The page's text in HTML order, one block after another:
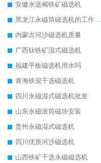
安徽水选褐铁矿磁选机
黑龙江永磁筒磁选机的工作原理
内蒙古河沙磁选机质量
广西钛铁矿湿式磁选机
福建平板磁选机用水吗
青海铁泥干选磁选机
四川永磁湿式磁选机批发
山东永磁滚筒磁块安装
贵州永磁湿式磁选机
四川优质河沙磁选机
山西铁矿干选永磁磁选机